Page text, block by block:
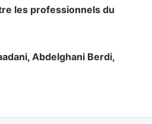
les professionnels du
Abdelghani Berdi,